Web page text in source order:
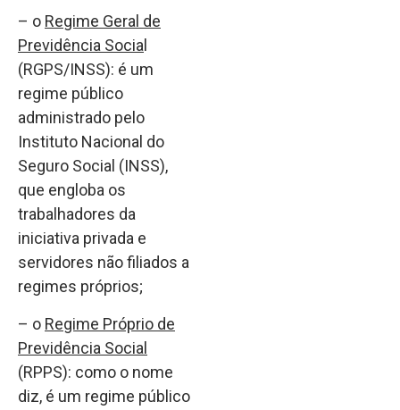
– o Regime Geral de
Previdência Socia
(RGPS/INSS): é um
regime público
administrado pelo
Instituto Nacional do
Seguro Social (INSS),
que engloba os
trabalhadores da
iniciativa privada e
servidores não filiados a
regimes próprios;
– o Regime Próprio de
Previdência Social
(RPPS): como o nome
diz, é um regime público